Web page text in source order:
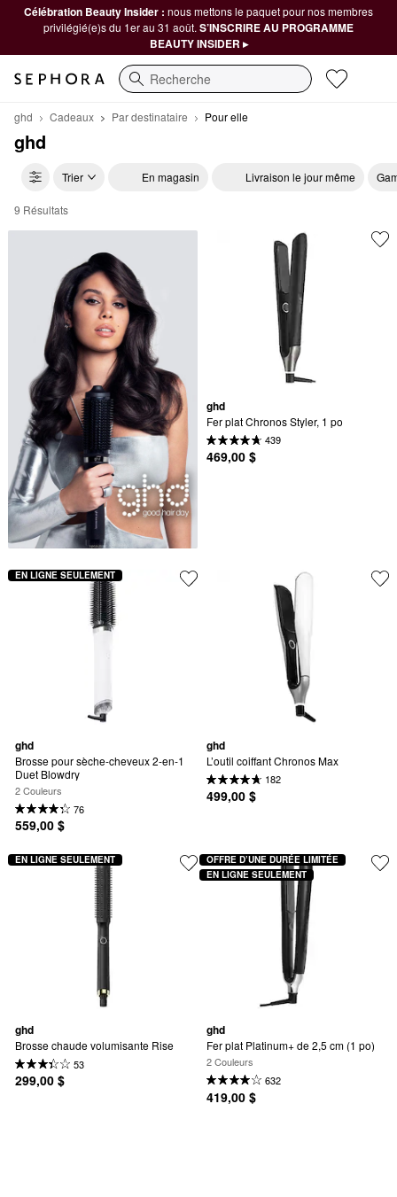
Célébration Beauty Insider : nous mettons le paquet pour nos membres
privilégié(e)s du 1er au 31 août. S’INSCRIRE AU PROGRAMME
BEAUTY INSIDER ▸
Recherche
ghd Cadeaux Par destinataire Pour elle
ghd
Trier En magasin Livraison le jour même
ghd Pour elle
9 Résultats
ghd
Fer plat Chronos Styler, 1 po
439
469,00 $
ghd
Brosse pour sèche-cheveux 2-en-1
Duet Blowdry
2 Couleurs
76
559,00 $
EN LIGNE SEULEMENT
ghd
L’outil coiffant Chronos Max
182
499,00 $
ghd
Brosse chaude volumisante Rise
53
299,00 $
EN LIGNE SEULEMENT
ghd
Fer plat Platinum+ de 2,5 cm (1 po)
2 Couleurs
632
419,00 $
OFFRE D’UNE DURÉE LIMITÉE
EN LIGNE SEULEMENT